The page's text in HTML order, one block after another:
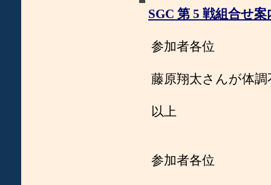
SGC 第 5 戦組合せ案
参加者各位
藤原翔太さんが体
以上
参加者各位